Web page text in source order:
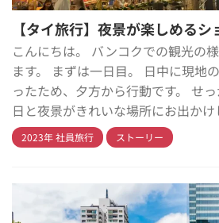
【タイ旅行】夜景が楽しめる
こんにちは。 バンコクでの観光の
ます。 まずは一日目。 日中に現地
ったため、夕方から行動です。 せ
日と夜景がきれいな場所にお出かけ
2023年 社員旅行 ストーリー